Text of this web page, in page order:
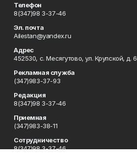
Телефон
8(347)98 3-37-46
Эл. почта
Ailestan@yandex.ru
Адрес
452530, с. Месягутово, ул. Крупской, д. 6
Рекламная служба
(347)983-37-93
Редакция
8(347)98 3-37-46
Приемная
(347)983-38-11
Сотрудничество
8(347)98 3-37-46